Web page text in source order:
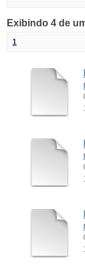
Exibindo 4 de
1